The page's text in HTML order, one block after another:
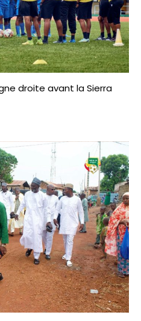
droite avant la Sierra